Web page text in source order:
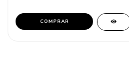
COMPRAR